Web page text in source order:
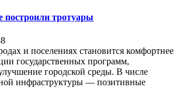
тротуары
и поселениях становится комфортнее
государственных программ,
городской среды. В числе
инфраструктуры — позитивные